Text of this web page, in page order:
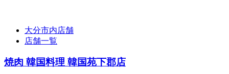
大分市内店舗
店舗一覧
焼肉 韓国料理 韓国苑下郡店